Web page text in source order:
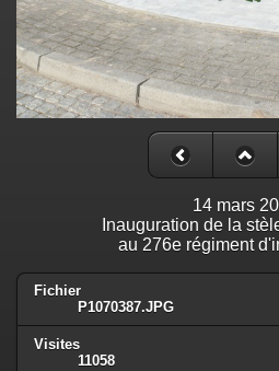
14 mars
Inauguration de la
au 276e régiment
Fichier
P1070387.JPG
Visites
11058